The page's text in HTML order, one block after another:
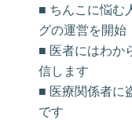
■ ちんこに悩む
グの運営を開始
■ 医者にはわか
信します
■ 医療関係者に
です